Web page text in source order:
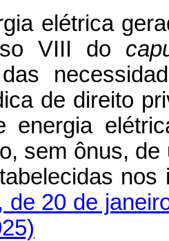
elétrica
VIII do
de direito
energia
sem ônus,
de 20 de